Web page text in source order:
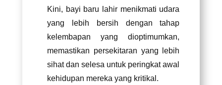
Kini, bayi baru lahir menikmati udara
yang lebih bersih dengan tahap
kelembapan yang dioptimumkan,
memastikan persekitaran yang lebih
sihat dan selesa untuk peringkat awal
kehidupan mereka yang kritikal.